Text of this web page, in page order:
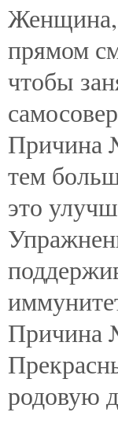
Женщина,
прямом
чтобы
Причина
тем
это
Причина
родовую